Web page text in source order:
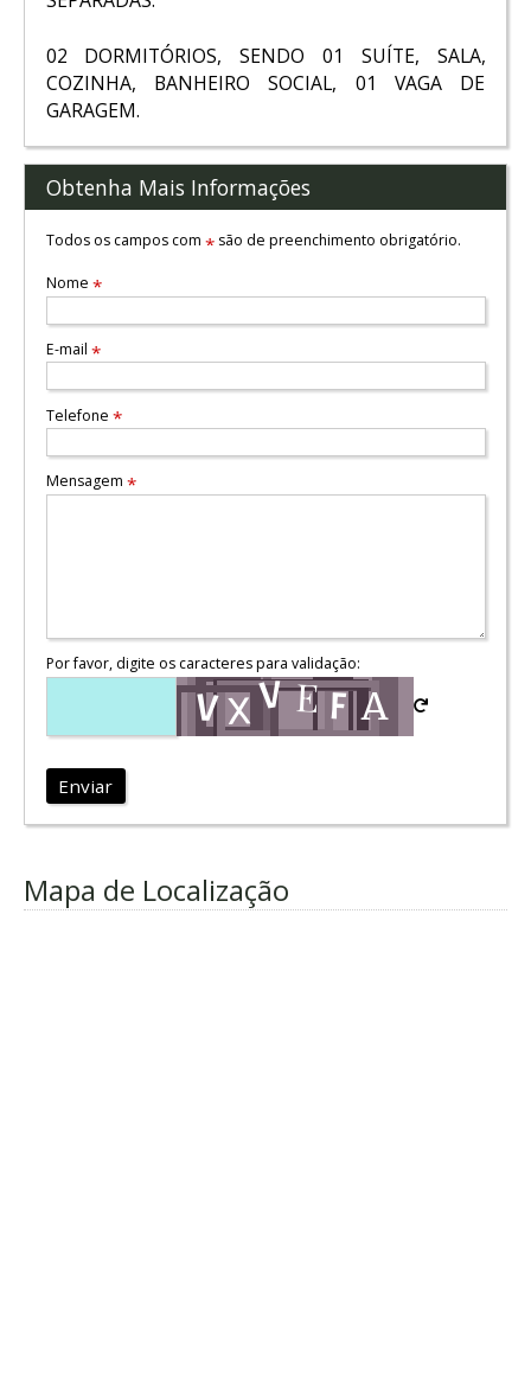
02 DORMITÓRIOS, SENDO 01 SUÍTE, SALA,
COZINHA, BANHEIRO SOCIAL, 01 VAGA DE
GARAGEM.
Obtenha Mais Informações
Todos os campos com *são de preenchimento obrigatório.
Nome *
E-mail *
Telefone *
Mensagem *
Por favor, digite os caracteres para validação:
Enviar
Mapa de Localização